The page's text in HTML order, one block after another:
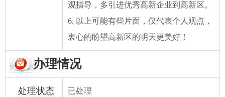
观指导，多引进优秀高新企业到高新区。
6. 以上可能有些片面，仅代表个人观点，
衷心的盼望高新区的明天更美好！
办理情况
处理状态 已处理